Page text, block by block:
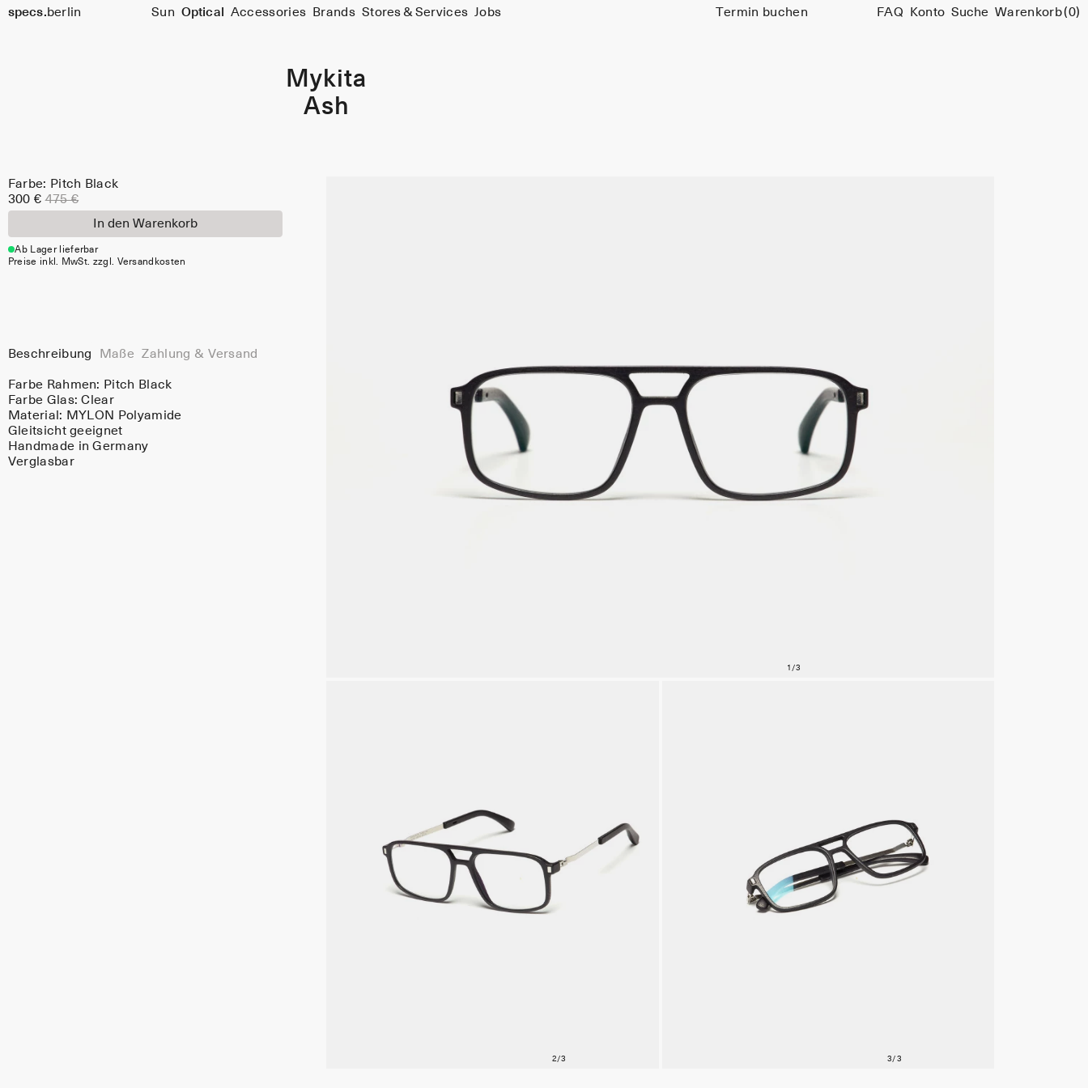
specs. berlin Sun Optical Accessories Brands Stores & Services Jobs Termin buchen FAQ Konto Suche Warenkorb(0)
Mykita
Ash
Farbe:
Farbe: Pitch Black
300 €475 €
In den Warenkorb
Ab Lager lieferbar
Preise inkl. MwSt. zzgl. Versandkosten
Beschreibung Maße Zahlung & Versand
Farbe Rahmen: Pitch Black
Farbe Glas:Clear
Material: MYLON Polyamide
Gleitsicht geeignet
Handmade in Germany
Verglasbar